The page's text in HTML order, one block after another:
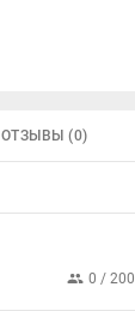
ОТЗЫВЫ (0)
0 / 200